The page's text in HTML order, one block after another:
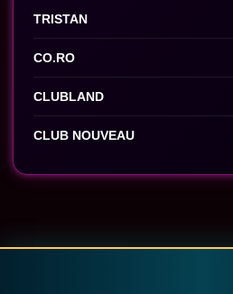
TRISTAN
CO.RO
CLUBLAND
CLUB NOUVEAU